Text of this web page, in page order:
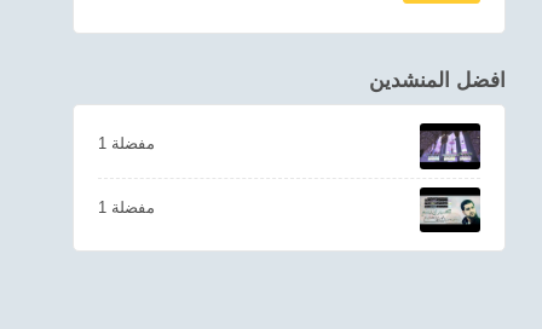
افضل المنشدين
1 مفضلة
1 مفضلة